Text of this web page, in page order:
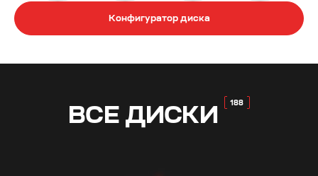
Конфигуратор диска
ВСЕ ДИСКИ